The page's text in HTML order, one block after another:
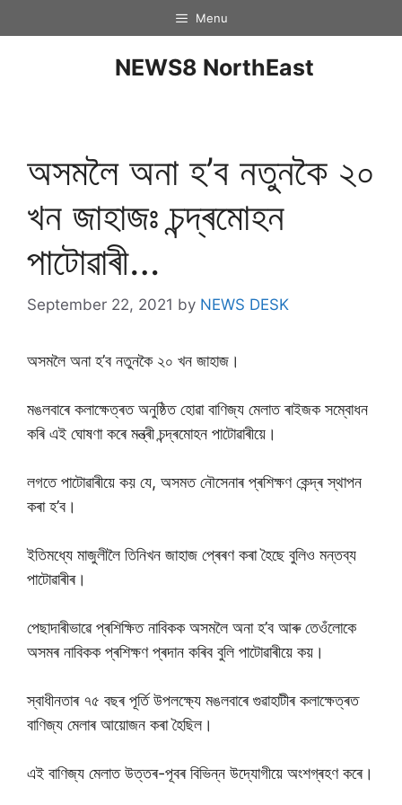
Menu
NEWS8 NorthEast
অসমলৈ অনা হ’ব নতুনকৈ ২০
খন জাহাজঃ চন্দ্ৰমোহন
পাটোৱাৰী…
September 22, 2021 by NEWS DESK
অসমলৈ অনা হ’ব নতুনকৈ ২০ খন জাহাজ।
মঙলবাৰে কলাক্ষেত্ৰত অনুষ্ঠিত হোৱা বাণিজ্য মেলাত ৰাইজক সম্বোধন
কৰি এই ঘোষণা কৰে মন্ত্ৰী চন্দ্ৰমোহন পাটোৱাৰীয়ে।
লগতে পাটোৱাৰীয়ে কয় যে, অসমত নৌসেনাৰ প্ৰশিক্ষণ কেন্দ্ৰ স্থাপন
কৰা হ’ব।
ইতিমধ্যে মাজুলীলৈ তিনিখন জাহাজ প্ৰেৰণ কৰা হৈছে বুলিও মন্তব্য
পাটোৱাৰীৰ।
পেছাদাৰীভাৱে প্ৰশিক্ষিত নাবিকক অসমলৈ অনা হ’ব আৰু তেওঁলোকে
অসমৰ নাবিকক প্ৰশিক্ষণ প্ৰদান কৰিব বুলি পাটোৱাৰীয়ে কয়।
স্বাধীনতাৰ ৭৫ বছৰ পূৰ্তি উপলক্ষ্যে মঙলবাৰে গুৱাহাটীৰ কলাক্ষেত্ৰত
বাণিজ্য মেলাৰ আয়োজন কৰা হৈছিল।
এই বাণিজ্য মেলাত উত্তৰ-পূবৰ বিভিন্ন উদ্যোগীয়ে অংশগ্ৰহণ কৰে।